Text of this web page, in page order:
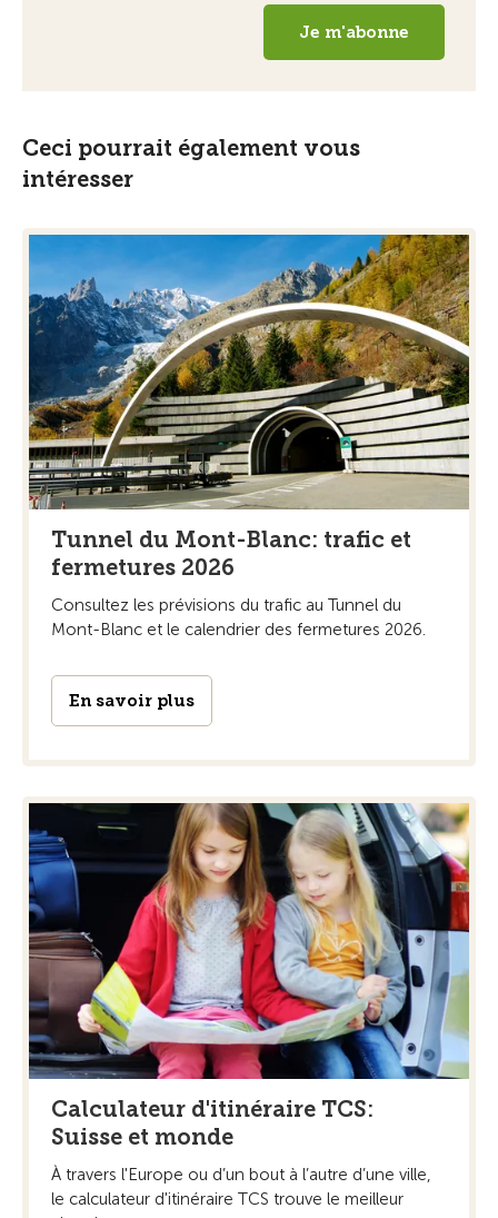
Ceci pourrait également vous
intéresser
Tunnel du Mont-Blanc: trafic et
fermetures 2026
Consultez les prévisions du trafic au Tunnel du
Mont-Blanc et le calendrier des fermetures 2026.
En savoir plus
Calculateur d'itinéraire TCS:
Suisse et monde
À travers l'Europe ou d’un bout à l’autre d’une ville,
le calculateur d'itinéraire TCS trouve le meilleur